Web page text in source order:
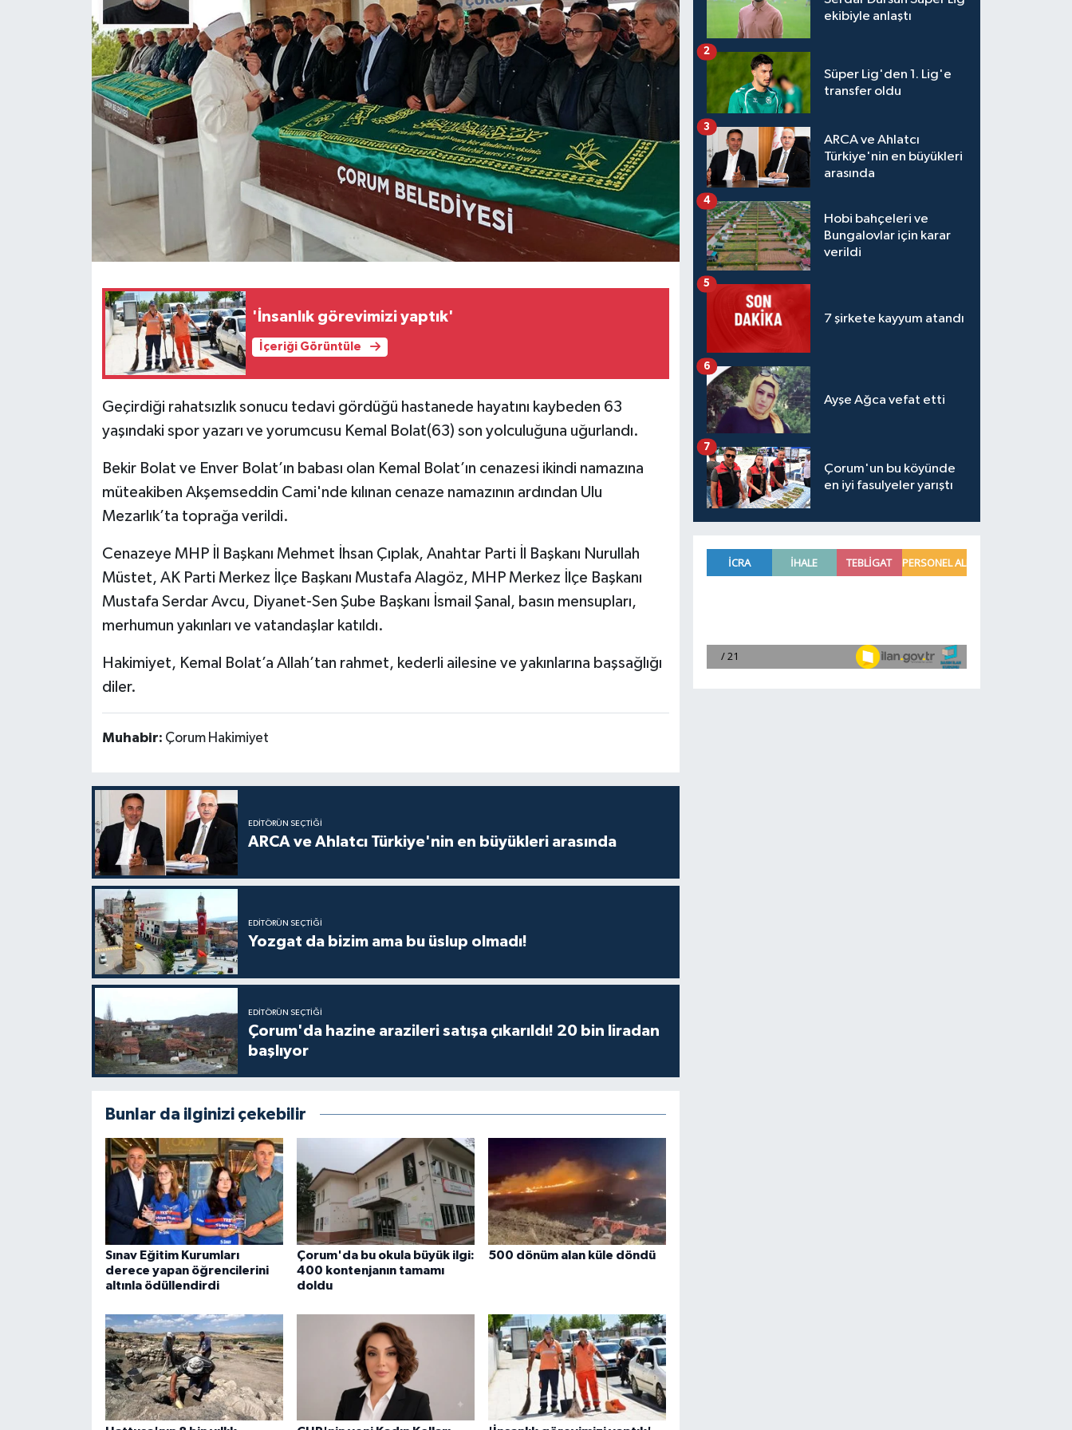
'İnsanlık görevimizi yaptık'
İçeriği Görüntüle
Geçirdiği rahatsızlık sonucu tedavi gördüğü hastanede hayatını kaybeden 63
yaşındaki spor yazarı ve yorumcusu Kemal Bolat(63) son yolculuğuna uğurlandı.
Bekir Bolat ve Enver Bolat’ın babası olan Kemal Bolat’ın cenazesi ikindi namazına
müteakiben Akşemseddin Cami'nde kılınan cenaze namazının ardından Ulu
Mezarlık’ta toprağa verildi.
Cenazeye MHP İl Başkanı Mehmet İhsan Çıplak, Anahtar Parti İl Başkanı Nurullah
Müstet, AK Parti Merkez İlçe Başkanı Mustafa Alagöz, MHP Merkez İlçe Başkanı
Mustafa Serdar Avcu, Diyanet-Sen Şube Başkanı İsmail Şanal, basın mensupları,
merhumun yakınları ve vatandaşlar katıldı.
Hakimiyet, Kemal Bolat’a Allah’tan rahmet, kederli ailesine ve yakınlarına başsağlığı
diler.
Muhabir: Çorum Hakimiyet
EDITÖRÜN SEÇTIĞI
ARCA ve Ahlatcı Türkiye'nin en büyükleri arasında
EDITÖRÜN SEÇTIĞI
Yozgat da bizim ama bu üslup olmadı!
EDITÖRÜN SEÇTIĞI
Çorum'da hazine arazileri satışa çıkarıldı! 20 bin liradan
başlıyor
Bunlar da ilginizi çekebilir
Sınav Eğitim Kurumları
derece yapan öğrencilerini
altınla ödüllendirdi
Çorum'da bu okula büyük ilgi:
400 kontenjanın tamamı
doldu
500 dönüm alan küle döndü
ekibiyle anlaştı
Süper Lig'den 1. Lig'e
transfer oldu
2
ARCA ve Ahlatcı
Türkiye'nin en büyükleri
arasında
3
Hobi bahçeleri ve
Bungalovlar için karar
verildi
4
7 şirkete kayyum atandı
5
Ayşe Ağca vefat etti
6
Çorum'un bu köyünde
en iyi fasulyeler yarıştı
7
İLÇELER
OTOPARK
TEKNOLOJİ